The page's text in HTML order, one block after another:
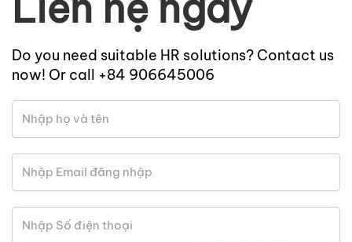
Do you need suitable HR solutions? Contact us
now! Or call +84 906645006